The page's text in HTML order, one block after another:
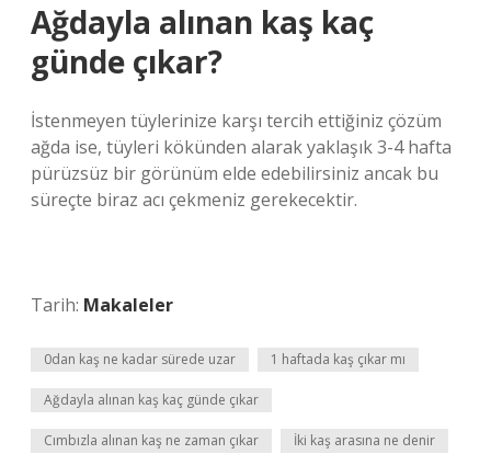
Ağdayla alınan kaş kaç
günde çıkar?
İstenmeyen tüylerinize karşı tercih ettiğiniz çözüm
ağda ise, tüyleri kökünden alarak yaklaşık 3-4 hafta
pürüzsüz bir görünüm elde edebilirsiniz ancak bu
süreçte biraz acı çekmeniz gerekecektir.
Tarih: Makaleler
0dan kaş ne kadar sürede uzar 1 haftada kaş çıkar mı
Ağdayla alınan kaş kaç günde çıkar
Cımbızla alınan kaş ne zaman çıkar İki kaş arasına ne denir